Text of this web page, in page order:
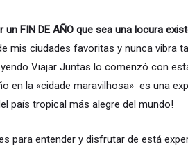
FIN DE AÑO que sea una locura
mis ciudades favoritas y nunca vibra
Viajar Juntas lo comenzó con
en la «cidade maravilhosa» es una
país tropical más alegre del mundo!
para entender y disfrutar de está